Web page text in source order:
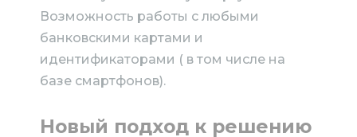
Возможность работы с любыми
банковскими картами и
идентификаторами ( в том числе на
базе смартфонов).
Новый подход к решению